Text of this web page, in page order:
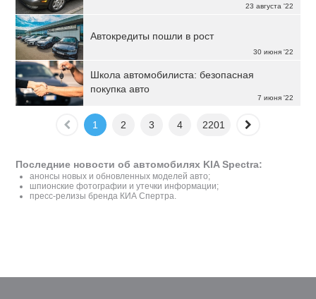
23 августа '22
30 июня '22
Автокредиты пошли в рост
7 июня '22
Школа автомобилиста: безопасная
покупка авто
1 2 3 4 2201
Последние новости об автомобилях KIA Spectra:
анонсы новых и обновленных моделей авто;
шпионские фотографии и утечки информации;
пресс-релизы бренда КИА Спертра.